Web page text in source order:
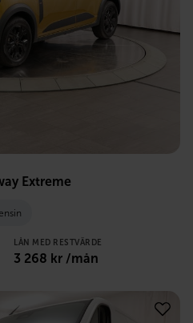
Extreme
LÅN MED RESTVÄRDE
3 268 kr /mån